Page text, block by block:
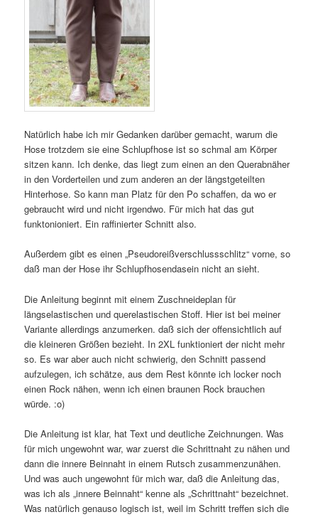
Natürlich habe ich mir Gedanken darüber gemacht, warum die
Hose trotzdem sie eine Schlupfhose ist so schmal am Körper
sitzen kann. Ich denke, das liegt zum einen an den Querabnäher
in den Vorderteilen und zum anderen an der längstgeteilten
Hinterhose. So kann man Platz für den Po schaffen, da wo er
gebraucht wird und nicht irgendwo. Für mich hat das gut
funktonioniert. Ein raffinierter Schnitt also.
Außerdem gibt es einen „Pseudoreißverschlussschlitz“ vorne, so
daß man der Hose ihr Schlupfhosendasein nicht an sieht.
Die Anleitung beginnt mit einem Zuschneideplan für
längselastischen und querelastischen Stoff. Hier ist bei meiner
Variante allerdings anzumerken. daß sich der offensichtlich auf
die kleineren Größen bezieht. In 2XL funktioniert der nicht mehr
so. Es war aber auch nicht schwierig, den Schnitt passend
aufzulegen, ich schätze, aus dem Rest könnte ich locker noch
einen Rock nähen, wenn ich einen braunen Rock brauchen
würde. :o)
Die Anleitung ist klar, hat Text und deutliche Zeichnungen. Was
für mich ungewohnt war, war zuerst die Schrittnaht zu nähen und
dann die innere Beinnaht in einem Rutsch zusammenzunähen.
Und was auch ungewohnt für mich war, daß die Anleitung das,
was ich als „innere Beinnaht“ kenne als „Schrittnaht“ bezeichnet.
Was natürlich genauso logisch ist, weil im Schritt treffen sich die